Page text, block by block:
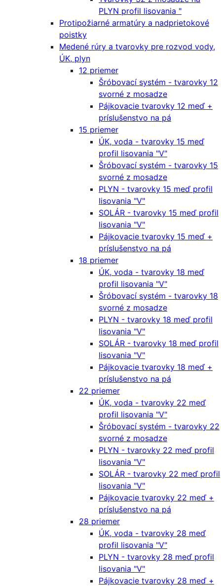
PLYN profil lisovania "
Protipožiarné armatúry a nadprietokové
poistky
Medené rúry a tvarovky pre rozvod vody,
ÚK, plyn
12 priemer
Šróbovací systém - tvarovky 12
svorné z mosadze
Pájkovacie tvarovky 12 meď +
príslušenstvo na pá
15 priemer
ÚK, voda - tvarovky 15 meď
profil lisovania "V"
Šróbovací systém - tvarovky 15
svorné z mosadze
PLYN - tvarovky 15 meď profil
lisovania "V"
SOLÁR - tvarovky 15 meď profil
lisovania "V"
Pájkovacie tvarovky 15 meď +
príslušenstvo na pá
18 priemer
ÚK, voda - tvarovky 18 meď
profil lisovania "V"
Šróbovací systém - tvarovky 18
svorné z mosadze
PLYN - tvarovky 18 meď profil
lisovania "V"
SOLÁR - tvarovky 18 meď profil
lisovania "V"
Pájkovacie tvarovky 18 meď +
príslušenstvo na pá
22 priemer
ÚK, voda - tvarovky 22 meď
profil lisovania "V"
Šróbovací systém - tvarovky 22
svorné z mosadze
PLYN - tvarovky 22 meď profil
lisovania "V"
SOLÁR - tvarovky 22 meď profil
lisovania "V"
Pájkovacie tvarovky 22 meď +
príslušenstvo na pá
28 priemer
ÚK, voda - tvarovky 28 meď
profil lisovania "V"
PLYN - tvarovky 28 meď profil
lisovania "V"
Pájkovacie tvarovky 28 meď +